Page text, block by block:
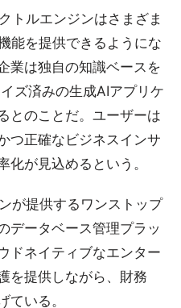
トルエンジンはさまざま
能を提供できるようにな
業は独自の知識ベースを
ズ済みの生成AIアプリケ
とのことだ。ユーザーは
つ正確なビジネスインサ
化が見込めるという。
が提供するワンストップ
データベース管理プラッ
ドネイティブなエンター
を提供しながら、財務
ている。